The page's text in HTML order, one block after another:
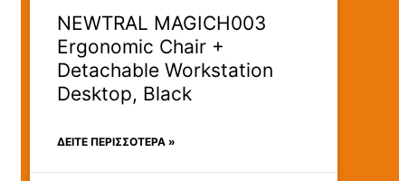
NEWTRAL MAGICH003
Ergonomic Chair +
Detachable Workstation
Desktop, Black
ΔΕΊΤΕ ΠΕΡΙΣΣΟΤΕΡΑ »